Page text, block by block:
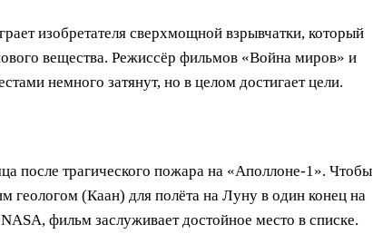
изобретателя сверхмощной взрывчатки, который
вещества. Режиссёр фильмов «Война миров» и
немного затянут, но в целом достигает цели.
после трагического пожара на «Аполлоне-1». Чтобы
геологом (Каан) для полёта на Луну в один конец на
фильм заслуживает достойное место в списке.